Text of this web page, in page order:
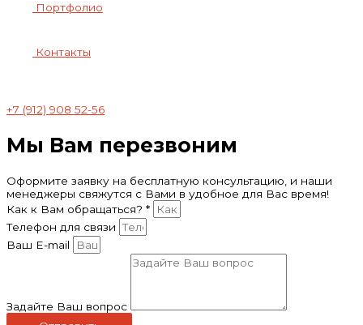
Портфолио
Контакты
+7 (912) 908 52-56
Мы Вам перезвоним
Оформите заявку на бесплатную консультацию, и наши
менеджеры свяжутся с Вами в удобное для Вас время!
Как к Вам обращаться? *
Телефон для связи
Ваш E-mail
Задайте Ваш вопрос